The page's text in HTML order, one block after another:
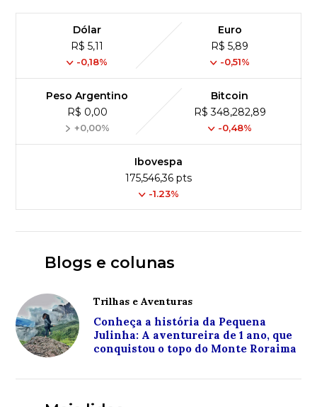
Dólar
R$ 5,11
-0,18%
Euro
R$ 5,89
-0,51%
Peso Argentino
R$ 0,00
+0,00%
Bitcoin
R$ 348,282,89
-0,48%
Ibovespa
175,546,36 pts
-1.23%
Blogs e colunas
Trilhas e Aventuras
Conheça a história da Pequena
Julinha: A aventureira de 1 ano, que
conquistou o topo do Monte Roraima